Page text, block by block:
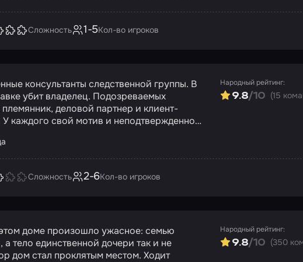
Сложность Кол-во игроков
1-5
ночь становится все страшнее, а игра –
Сложность Кол-во игроков
2-6
Народный рейтинг:
9.8/10 (15
консультанты следственной группы. В
убит владелец. Подозреваемых
деловой партнер и клиент-
У каждого свой мотив и неподтвержденное
и допросную, собрать улики, разгадать
чтобы вычислить убийцу. Успеете
за отведенное время?
Народный рейтинг:
9.8/10 (350
этом доме произошло ужасное: семью
а тело единственной дочери так и не
дом стал проклятым местом. Ходит